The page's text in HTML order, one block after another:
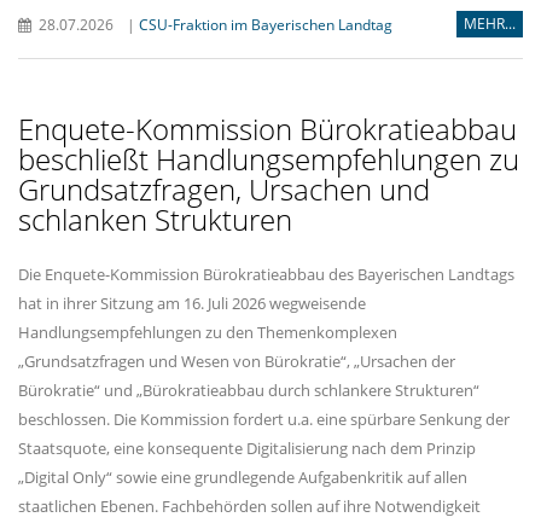
28.07.2026 | CSU-Fraktion im Bayerischen Landtag MEHR...
Enquete-Kommission Bürokratieabbau
beschließt Handlungsempfehlungen zu
Grundsatzfragen, Ursachen und
schlanken Strukturen
Die Enquete-Kommission Bürokratieabbau des Bayerischen Landtags
hat in ihrer Sitzung am 16. Juli 2026 wegweisende
Handlungsempfehlungen zu den Themenkomplexen
Grundsatzfragen und Wesen von Bürokratie“, „Ursachen der
Bürokratie“ und „Bürokratieabbau durch schlankere Strukturen“
beschlossen. Die Kommission fordert u.a. eine spürbare Senkung der
Staatsquote, eine konsequente Digitalisierung nach dem Prinzip
Digital Only“ sowie eine grundlegende Aufgabenkritik auf allen
staatlichen Ebenen. Fachbehörden sollen auf ihre Notwendigkeit